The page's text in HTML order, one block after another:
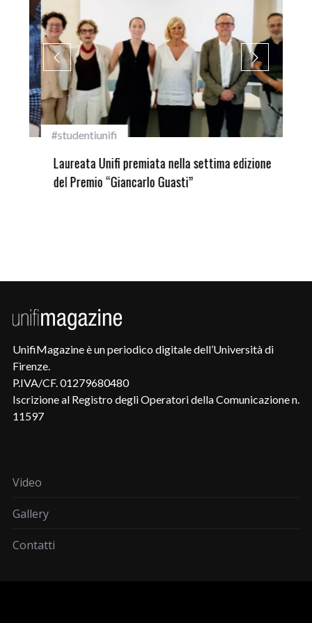
#studentiunifi
Laureata Unifi premiata nella settima edizione
del Premio “Giancarlo Guasti”
UnifiMagazine è un periodico digitale dell’Università di
Firenze.
P.IVA/CF. 01279680480
Iscrizione al Registro degli Operatori della Comunicazione n.
11597
Video
Gallery
Contatti